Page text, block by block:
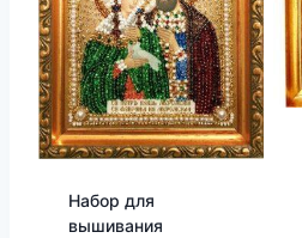
Набор для
вышивания